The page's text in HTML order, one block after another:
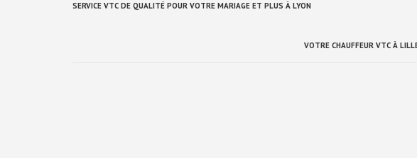
SERVICE VTC DE QUALITÉ POUR VOTRE MARIAGE ET PLUS À LYON
VOTRE CHAUFFEUR VTC À